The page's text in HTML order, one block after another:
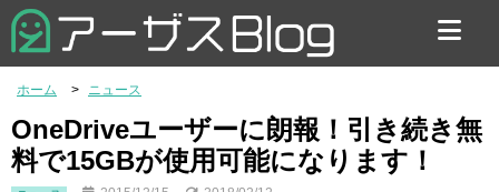
お問い合わせ
ホーム ニュース
OneDriveユーザーに朗報！引き続き無
料で15GBが使用可能になります！